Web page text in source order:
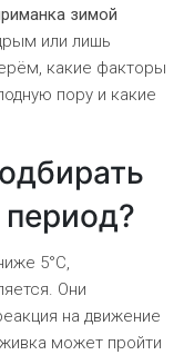
зимой
или лишь
какие факторы
пору и какие
5°C,
Они
на движение
может пройти